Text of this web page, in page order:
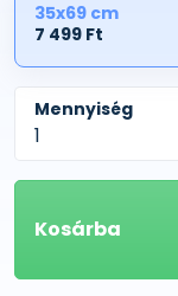
35x69 cm
7 499 Ft
Mennyiség
Kosárba